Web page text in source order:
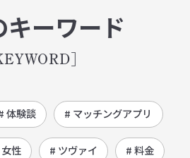
キーワード
体験談 # マッチングアプリ
性 # ツヴァイ # 料金